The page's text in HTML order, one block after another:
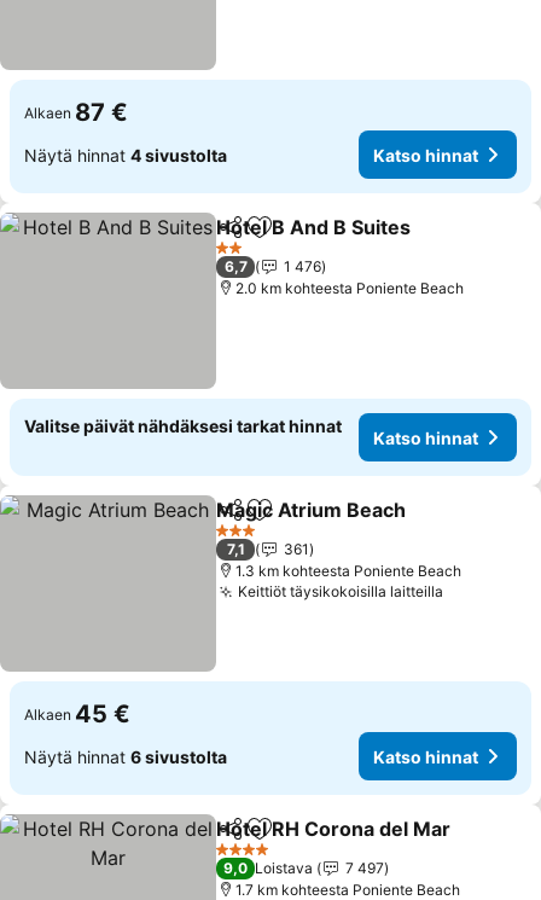
Alkaen 87 €
Näytä hinnat 4 sivustolta Katso hinnat
Jaa Lisää suosikkeihin
Hotel B And B Suites
2 Tähtiluokitus
6,7
1 476
2.0 km kohteesta Poniente Beach
Valitse päivät nähdäksesi tarkat hinnat
Katso hinnat
Jaa Lisää suosikkeihin
Magic Atrium Beach
3 Tähtiluokitus
7,1
361
1.3 km kohteesta Poniente Beach
Keittiöt täysikokoisilla laitteilla
Alkaen 45 €
Näytä hinnat 6 sivustolta Katso hinnat
Jaa Lisää suosikkeihin
Hotel RH Corona del Mar
4 Tähtiluokitus
9,0 Loistava
7 497
1.7 km kohteesta Poniente Beach